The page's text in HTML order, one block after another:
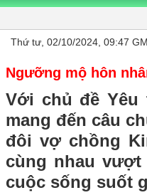
Thứ tư, 02/10/2024, 09:47
Ngưỡng mộ hôn
Với chủ đề Yêu
mang đến câu
đôi vợ chồng
cùng nhau vượt
cuộc sống suốt